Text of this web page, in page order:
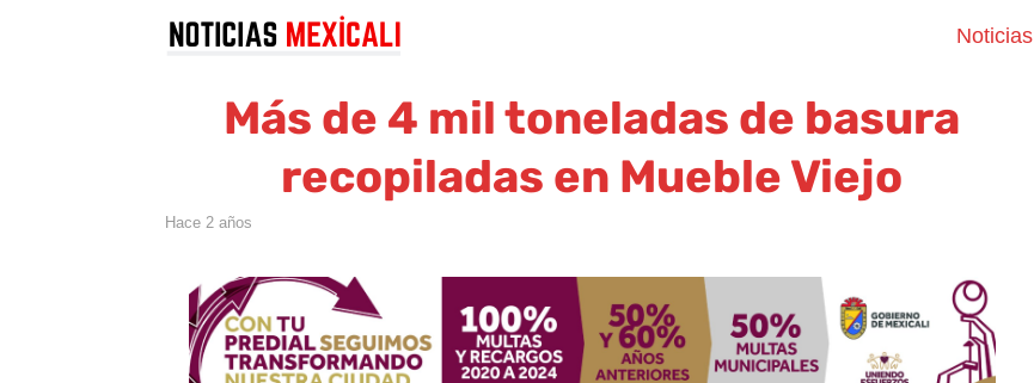
Noticias
Más de 4 mil toneladas de basura
recopiladas en Mueble Viejo
hace 2 años